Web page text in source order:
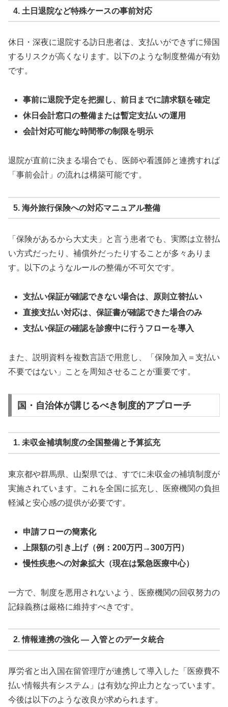
4. 土日退院など特殊ケースの事前対応
休日・深夜に退院する訪日患者は、支払いができずに帰国
するリスクが高くなります。以下のような制度整備が有効
です。
事前に退院予定を把握し、前日までに請求額を確定
休日会計窓口の整備または暫定支払いの運用
会計対応可能な時間帯の制限を明示
退院が直前に決まる場合でも、医師や看護師と連携すれば
「事前会計」の流れは構築可能です。
5. 海外旅行保険への対応マニュアル整備
「保険があるから大丈夫」と言う患者でも、実際は立替払
い方式だったり、補償外だったりすることが多々ありま
す。以下のようなルールの整備が不可欠です。
支払い保証が確認できない場合は、原則立替払い
直接支払い対応は、保証書が確認できた場合のみ
支払い保証の確認を診療中に行うフローを導入
また、説明資料を複数言語で用意し、「保険加入＝支払い
不要ではない」ことを周知させることが重要です。
国・自治体が講じるべき制度的アプローチ
1. 未収金補填制度の全国整備と予算拡充
東京都や群馬県、山梨県では、すでに未収金の補填制度が
実施されています。これを全国に拡充し、医療機関の負担
軽減と安心感の提供が必要です。
申請フローの簡素化
上限額の引き上げ（例：200万円→300万円）
慢性疾患への対象拡大（現在は緊急医療中心）
一方で、制度を悪用されないよう、医療機関の回収努力の
記録義務は厳格に維持すべきです。
2. 情報連携の強化 ― 入管とのデータ統合
厚労省と出入国在留管理庁が連携して導入した「医療費不
払い情報共有システム」は有効な抑止力となっています。
今後は以下のような改良が求められます。